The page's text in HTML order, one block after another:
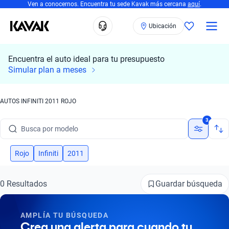
Ven a conocernos. Encuentra tu sede Kavak más cercana aquí.
Ubicación
Encuentra el auto ideal para tu presupuesto
Simular plan a meses
AUTOS INFINITI 2011 ROJO
Busca por modelo
Busca por versión
Busca por marca
Busca por modelo
3
Rojo Infiniti 2011
0 Resultados Guardar búsqueda
AMPLÍA TU BÚSQUEDA